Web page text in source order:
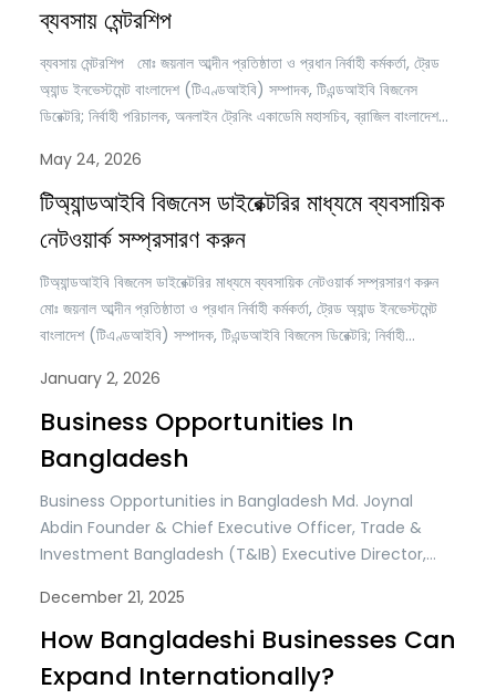
ব্যক্তিগত পরিতৃপ্তি এবং সমাজের জন্য…
ব্যবসায় মেন্টরশিপ
ব্যবসায় মেন্টরশিপ মোঃ জয়নাল আব্দীন প্রতিষ্ঠাতা ও প্রধান নির্বাহী কর্মকর্তা, ট্রেড
অ্যান্ড ইনভেস্টমেন্ট বাংলাদেশ (টিএণ্ডআইবি) সম্পাদক, টিএন্ডআইবি বিজনেস
ডিরেক্টরি; নির্বাহী পরিচালক, অনলাইন ট্রেনিং একাডেমি মহাসচিব, ব্রাজিল বাংলাদেশ
সহজ, কিন্তু একটি ব্যবসাকে টেকসইভাবে পরিচালনা করা, ধারাবাহিকভাবে বৃদ্ধি করা,
নতুন বাজারে সম্প্রসারণ করা এবং দীর্ঘমেয়াদে…
May 24, 2026
টিঅ্যান্ডআইবি বিজনেস ডাইরেক্টরির মাধ্যমে ব্যবসায়িক
নেটওয়ার্ক সম্প্রসারণ করুন
টিঅ্যান্ডআইবি বিজনেস ডাইরেক্টরির মাধ্যমে ব্যবসায়িক নেটওয়ার্ক সম্প্রসারণ করুন
মোঃ জয়নাল আব্দীন প্রতিষ্ঠাতা ও প্রধান নির্বাহী কর্মকর্তা, ট্রেড অ্যান্ড ইনভেস্টমেন্ট
বাংলাদেশ (টিএণ্ডআইবি) সম্পাদক, টিএন্ডআইবি বিজনেস ডিরেক্টরি; নির্বাহী
অ্যান্ড ইন্ডাস্ট্রি (বিবিসিসিআই) বর্তমান বিশ্বের ক্রমবর্ধমান আন্তঃসংযুক্ত ও
ডিজিটালনির্ভর বৈশ্বিক অর্থনীতিতে ব্যবসায়িক সাফল্য কেবলমাত্র পণ্য বা সেবার
January 2, 2026
Business Opportunities In
Bangladesh
Business Opportunities in Bangladesh Md. Joynal
Abdin Founder & Chief Executive Officer, Trade &
Investment Bangladesh (T&IB) Executive Director,
Brazil Bangladesh Chamber of Commerce & Industry
(BBCCI) Bangladesh is a rapidly growing South Asian
economy. It is the second-largest economy in the
region by GDP (after India) and…
December 21, 2025
How Bangladeshi Businesses Can
Expand Internationally?